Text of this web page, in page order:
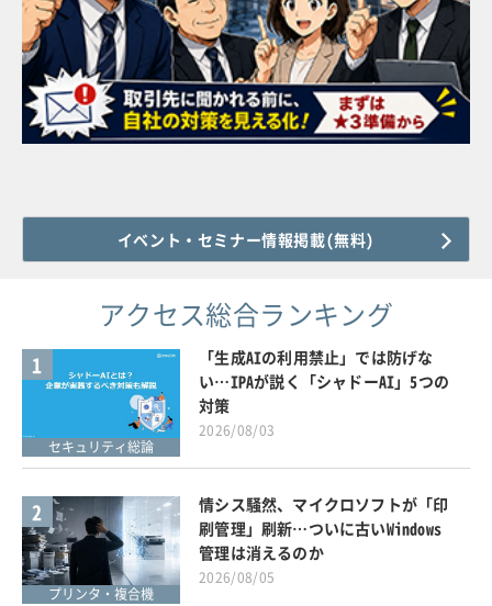
イベント・セミナー情報掲載(無料)
アクセス総合ランキング
1
セキュリティ総論
「生成AIの利用禁止」では防げな
い…IPAが説く「シャドーAI」5つの
対策
2026/08/03
2
プリンタ・複合機
情シス騒然、マイクロソフトが「印
刷管理」刷新…ついに古いWindows
管理は消えるのか
2026/08/05